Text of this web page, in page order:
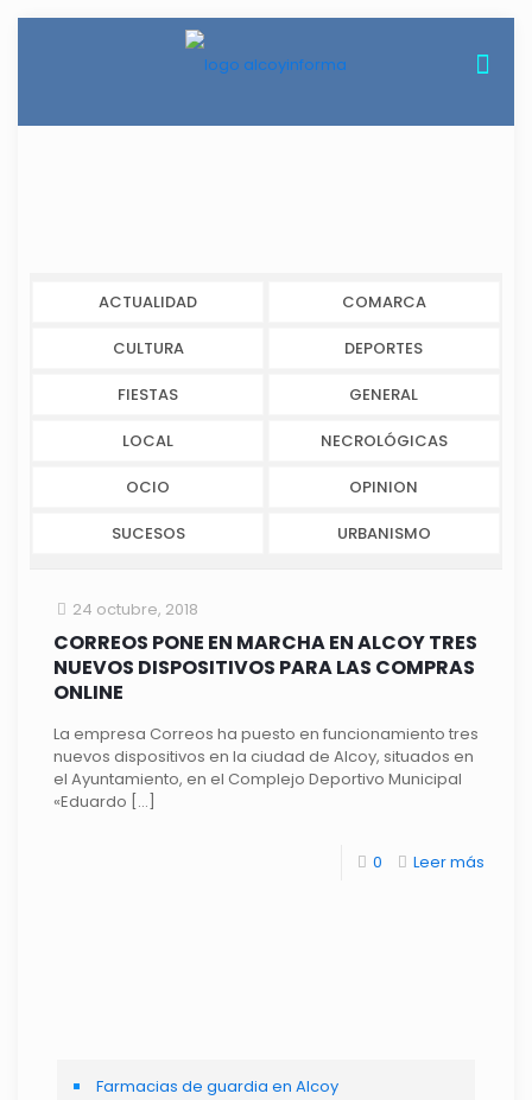
ACTUALIDAD COMARCA
CULTURA DEPORTES
FIESTAS GENERAL
LOCAL NECROLÓGICAS
OCIO OPINION
SUCESOS URBANISMO
24 octubre, 2018
CORREOS PONE EN MARCHA EN ALCOY TRES
NUEVOS DISPOSITIVOS PARA LAS COMPRAS
ONLINE
La empresa Correos ha puesto en funcionamiento tres
nuevos dispositivos en la ciudad de Alcoy, situados en
el Ayuntamiento, en el Complejo Deportivo Municipal
«Eduardo […]
0 Leer más
Farmacias de guardia en Alcoy